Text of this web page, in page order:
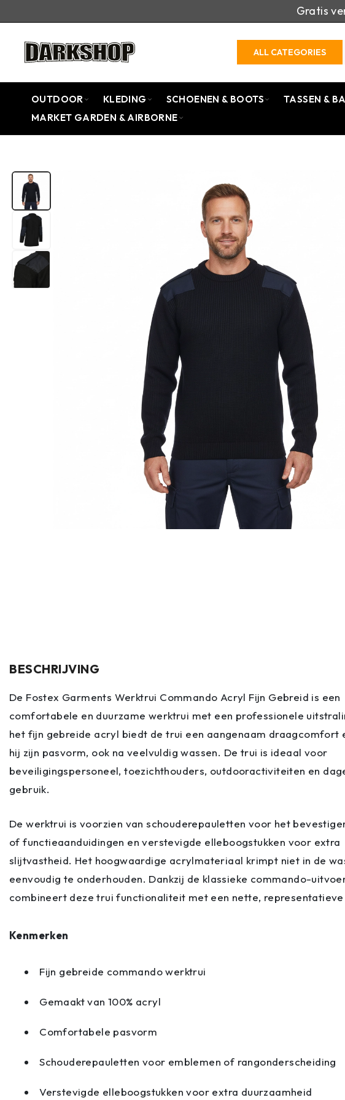
Gratis
ALL CATEGORIES
OUTDOOR KLEDING SCHOENEN & BOOTS TASSEN &
MARKET GARDEN & AIRBORNE
BESCHRIJVING
De Fostex Garments Werktrui Commando Acryl Fijn Gebreid is een
comfortabele en duurzame werktrui met een professionele
het fijn gebreide acryl biedt de trui een aangenaam draagcomfort
hij zijn pasvorm, ook na veelvuldig wassen. De trui is ideaal voor
beveiligingspersoneel, toezichthouders, outdooractiviteiten en
gebruik.
De werktrui is voorzien van schouderepauletten voor het
of functieaanduidingen en verstevigde elleboogstukken voor extra
slijtvastheid. Het hoogwaardige acrylmateriaal krimpt niet in de
eenvoudig te onderhouden. Dankzij de klassieke commando-
combineert deze trui functionaliteit met een nette,
Kenmerken
Fijn gebreide commando werktrui
Gemaakt van 100% acryl
Comfortabele pasvorm
Schouderepauletten voor emblemen of rangonderscheiding
Verstevigde elleboogstukken voor extra duurzaamheid